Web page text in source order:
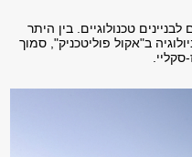
טכנולוגיים. בין היתר
ב"אקול פוליטכניק", סמוך